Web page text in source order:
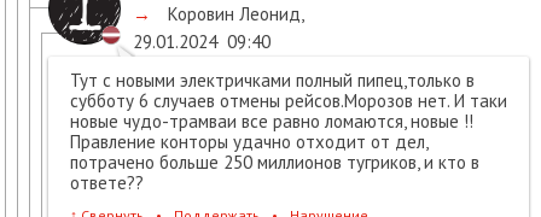
→
Коровин Леонид
29.01.2024 09:40
Тут с новыми электричками полный пипец,только в
субботу 6 случаев отмены рейсов.Морозов нет. И таки
новые чудо-трамваи все равно ломаются, новые !!
Правление конторы удачно отходит от дел,
потрачено больше 250 миллионов тугриков, и кто в
ответе??